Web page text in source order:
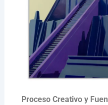
Proceso Creativo y